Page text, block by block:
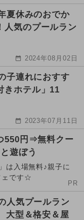
夏休みのおでか
人気のプールラン
2024年08月02日
子連れにおすす
きホテル」11
2023年07月11日
550円⇒無料クー
遊ぼう
は入場無料♪親子に
ェです☆
PR
人気プールラン
型＆格安＆屋